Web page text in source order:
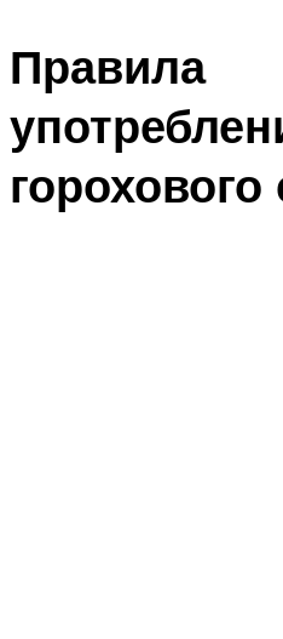
Правила
горохового